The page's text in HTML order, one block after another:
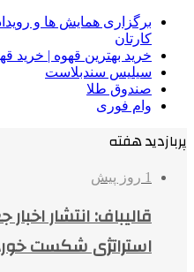
برگزاری همایش ها و
کارتان
خرید بهترین قهوه | خرید
سیلیس سندبلاست
صندوق طلا
وام فوری
پربازدید هفته
1 روز پیش
قالیباف: انتشار
استراتژی شکست